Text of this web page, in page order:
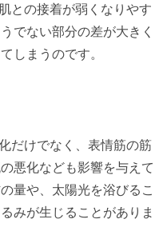
との接着が弱くなりやす
でない部分の差が大きく
しまうのです。
だけでなく、表情筋の筋
悪化なども影響を与えて
量や、太陽光を浴びるこ
みが生じることがありま